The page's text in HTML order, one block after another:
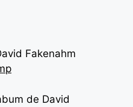
Fakenahm
de David